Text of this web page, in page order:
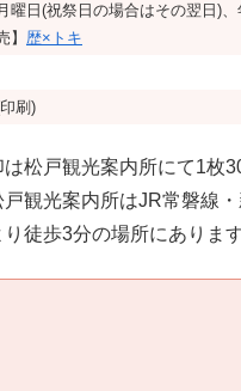
曜日(祝祭日の場合はその翌日)
】 歴×トキ
刷)
松戸観光案内所にて1枚
観光案内所はJR常磐線
り徒歩3分の場所にあります